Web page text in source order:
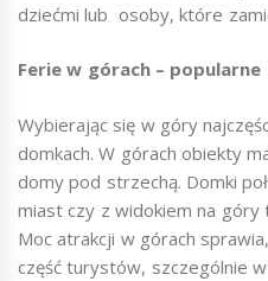
dziećmi lub osoby, które
Ferie w górach – popularne
Wybierając się w góry
domkach. W górach obiekty
domy pod strzechą. Domki
miast czy z widokiem na góry
Moc atrakcji w górach
część turystów, szczególnie